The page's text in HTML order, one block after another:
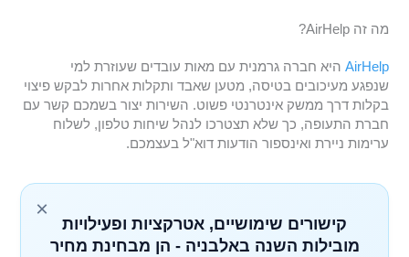
מה זה AirHelp?
AirHelp היא חברה גרמנית עם מאות עובדים שעוזרת למי
שנפגע מעיכובים בטיסה, מטען שאבד ותקלות אחרות לבקש פיצוי
בקלות דרך ממשק אינטרנטי פשוט. השירות יצור בשמכם קשר עם
חברת התעופה, כך שלא תצטרכו לנהל שיחות טלפון, לשלוח
ערימות ניירת ואינספור הודעות דוא"ל בעצמכם.
×
קישורים שימושיים, אטרקציות ופעילויות
מובילות השנה באלבניה - הן מבחינת מחיר